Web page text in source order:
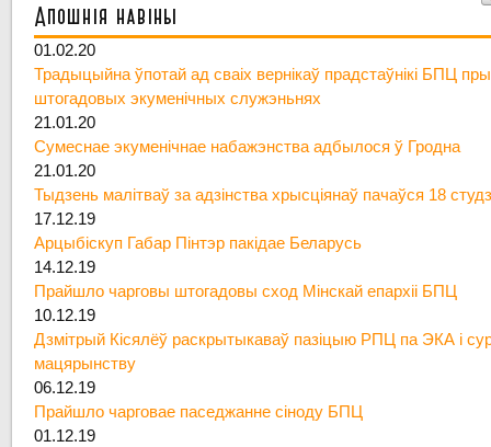
Апошнія навіны
01.02.20
Традыцыйна ўпотай ад сваіх вернікаў прадстаўнікі БПЦ
штогадовых экуменічных служэньнях
21.01.20
Сумеснае экуменічнае набажэнства адбылося ў Гродна
21.01.20
Тыдзень малітваў за адзінства хрысціянаў пачаўся 18
17.12.19
Арцыбіскуп Габар Пінтэр пакідае Беларусь
14.12.19
Прайшло чарговы штогадовы сход Мінскай епархіі БПЦ
10.12.19
Дзмітрый Кісялёў раскрытыкаваў пазіцыю РПЦ па ЭКА і
мацярынству
06.12.19
Прайшло чарговае паседжанне сіноду БПЦ
01.12.19